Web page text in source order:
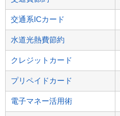
交通系ICカード
水道光熱費節約
クレジットカード
プリペイドカード
電子マネー活用術